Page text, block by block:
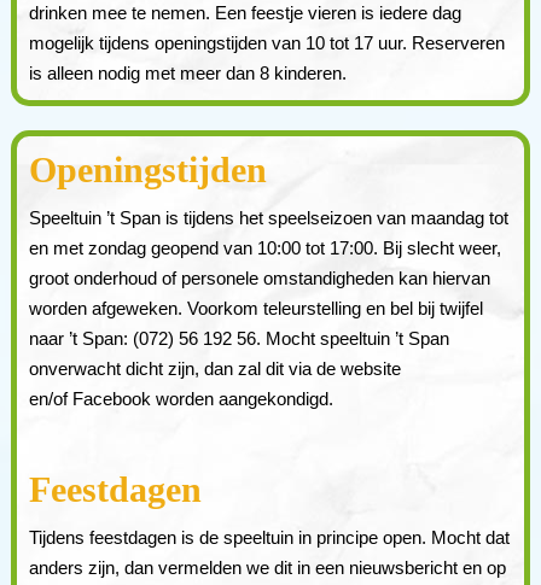
drinken mee te nemen. Een feestje vieren is iedere dag
mogelijk tijdens openingstijden van 10 tot 17 uur. Reserveren
is alleen nodig met meer dan 8 kinderen.
Openingstijden
Speeltuin ’t Span is tijdens het speelseizoen van maandag tot
en met zondag geopend van 10:00 tot 17:00. Bij slecht weer,
groot onderhoud of personele omstandigheden kan hiervan
worden afgeweken. Voorkom teleurstelling en bel bij twijfel
naar ’t Span: (072) 56 192 56. Mocht speeltuin ’t Span
onverwacht dicht zijn, dan zal dit via de website
en/of Facebook worden aangekondigd.
Feestdagen
Tijdens feestdagen is de speeltuin in principe open. Mocht dat
anders zijn, dan vermelden we dit in een nieuwsbericht en op